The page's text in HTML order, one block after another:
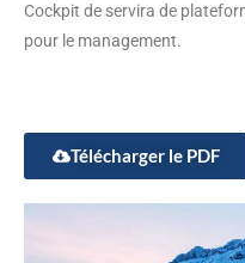
Cockpit de servira de
pour le management.
Télécharger le PDF